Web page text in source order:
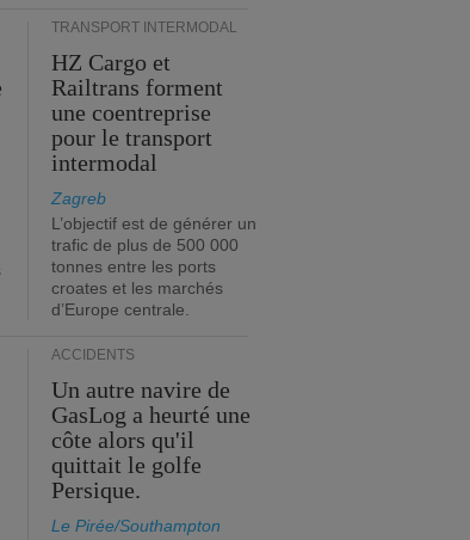
TRANSPORT INTERMODAL
HZ Cargo et
Railtrans forment
une coentreprise
pour le transport
intermodal
Zagreb
L’objectif est de générer un
trafic de plus de 500 000
tonnes entre les ports
croates et les marchés
d’Europe centrale.
ACCIDENTS
Un autre navire de
GasLog a heurté une
côte alors qu'il
quittait le golfe
Persique.
Le Pirée/Southampton